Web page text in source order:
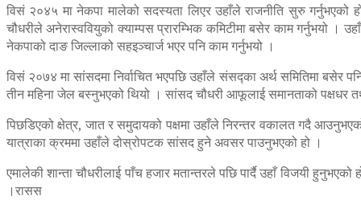
विसं २०४५ मा नेकपा मालेको सदस्यता लिएर उहाँले राजनीति सुरु
चौधरीले अनेरास्ववियुको क्याम्पस प्रारम्भिक कमिटीमा बसेर काम गर्नुभयो ।
नेकपाको दाङ जिल्लाको सहइञ्चार्ज भएर पनि काम गर्नुभयो ।
विसं २०७४ मा सांसदमा निर्वाचित भएपछि उहाँले संसद्का अर्थ समितिमा बसेर
तीन महिना जेल बस्नुभएको थियो । सांसद चौधरी आफूलाई समानताको पक्षधर
पिछडिएको क्षेत्र, जात र समुदायको पक्षमा उहाँले निरन्तर वकालत गदै
यात्राका क्रममा उहाँले दोस्रोपटक सांसद हुने अवसर पाउनुभएको हो ।
एमालेकी शान्ता चौधरीलाई पाँच हजार मतान्तरले पछि पार्दै उहाँ विजयी
।रासस